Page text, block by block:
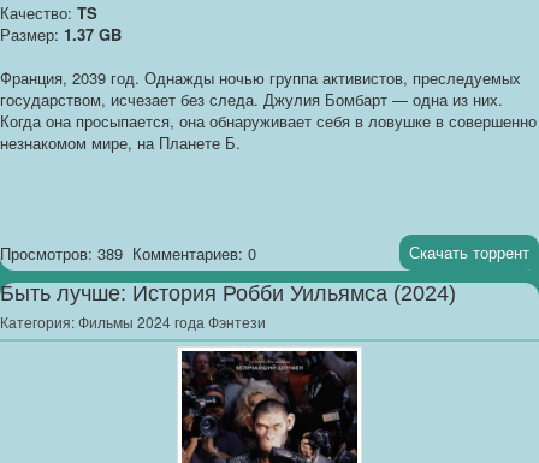
Качество: TS
Размер: 1.37 GB
Франция, 2039 год. Однажды ночью группа активистов, преследуемых
государством, исчезает без следа. Джулия Бомбарт — одна из них.
Когда она просыпается, она обнаруживает себя в ловушке в совершенно
незнакомом мире, на Планете Б.
Просмотров: 389 Комментариев: 0 Скачать торрент
Быть лучше: История Робби Уильямса (2024)
Категория:Фильмы 2024 года Фэнтези